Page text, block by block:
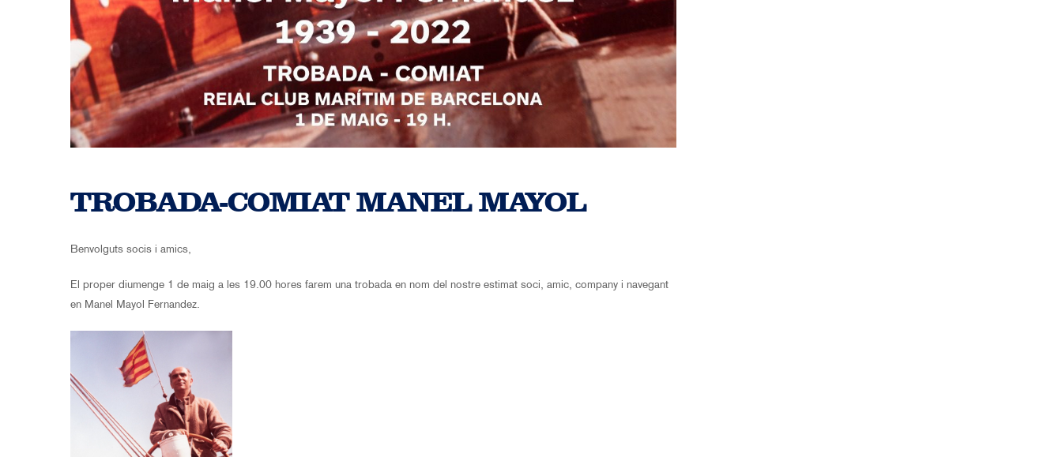
TROBADA-COMIAT MANEL MAYOL
Benvolguts socis i amics,
El proper diumenge 1 de maig a les 19.00 hores farem una trobada en nom del nostre estimat soci, amic, company i navegant
en Manel Mayol Fernandez.